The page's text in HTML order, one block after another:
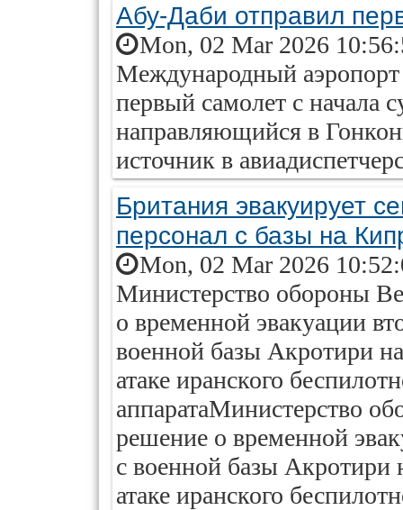
Абу-Даби отправил
Mon, 02 Mar 2026
Международный
первый самолет с начала
направляющийся в
источник в
Британия эвакуирует
персонал с базы на
Mon, 02 Mar 2026
Министерство обороны
о временной эвакуации
военной базы Акротири
атаке иранского
аппаратаМинистерство
решение о временной
с военной базы Акротири
атаке иранского